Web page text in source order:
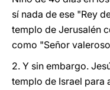
sí nada de ese "Rey
templo de Jerusalén
como "Señor
2. Y sin embargo.
templo de Israel para